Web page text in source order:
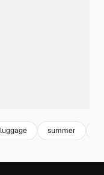
luggage summer